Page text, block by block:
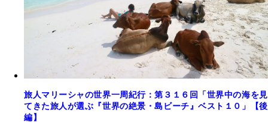
旅人マリーシャの世界一周紀行：第３１６回「世界中の海を見
てきた旅人が選ぶ『世界の絶景・島ビーチ』ベスト１０」【後
編】